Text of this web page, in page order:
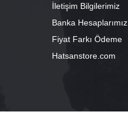
İletişim Bilgilerimiz
Banka Hesaplarımız
Fiyat Farkı Ödeme
Hatsanstore.com